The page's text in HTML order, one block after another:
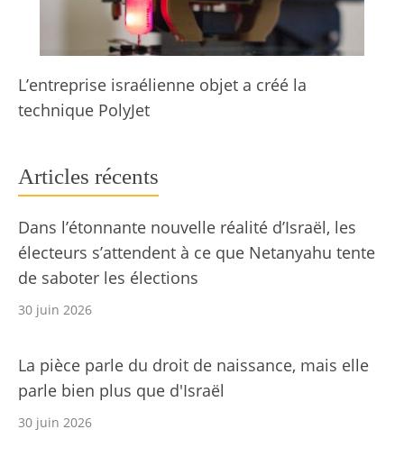
L’entreprise israélienne objet a créé la
technique PolyJet
Articles récents
Dans l’étonnante nouvelle réalité d’Israël, les
électeurs s’attendent à ce que Netanyahu tente
de saboter les élections
30 juin 2026
La pièce parle du droit de naissance, mais elle
parle bien plus que d'Israël
30 juin 2026